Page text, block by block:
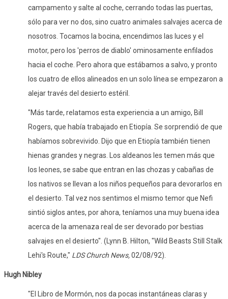
campamento y salte al coche, cerrando todas las puertas,
sólo para ver no dos, sino cuatro animales salvajes acerca de
nosotros. Tocamos la bocina, encendimos las luces y el
motor, pero los 'perros de diablo' ominosamente enfilados
hacia el coche. Pero ahora que estábamos a salvo, y pronto
los cuatro de ellos alineados en un solo línea se empezaron a
alejar través del desierto estéril.
"Más tarde, relatamos esta experiencia a un amigo, Bill
Rogers, que había trabajado en Etiopía. Se sorprendió de que
habíamos sobrevivido. Dijo que en Etiopía también tienen
hienas grandes y negras. Los aldeanos les temen más que
los leones, se sabe que entran en las chozas y cabañas de
los nativos se llevan a los niños pequeños para devorarlos en
el desierto. Tal vez nos sentimos el mismo temor que Nefi
sintió siglos antes, por ahora, teníamos una muy buena idea
acerca de la amenaza real de ser devorado por bestias
salvajes en el desierto".(Lynn B. Hilton, "Wild Beasts Still Stalk
Lehi's Route," LDS Church News,02/08/92).
Hugh Nibley
"El Libro de Mormón, nos da pocas instantáneas claras y